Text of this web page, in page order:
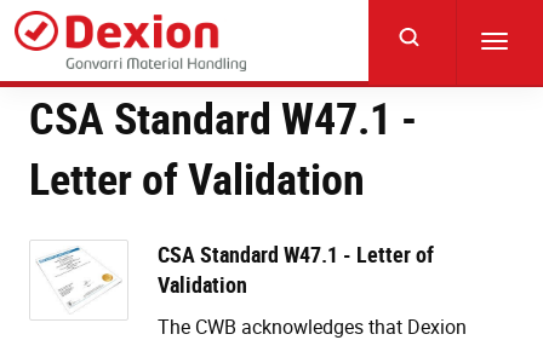
Skip
main
content
CSA Standard W47.1 -
Letter of Validation
CSA Standard W47.1 - Letter of
Validation
The CWB acknowledges that Dexion